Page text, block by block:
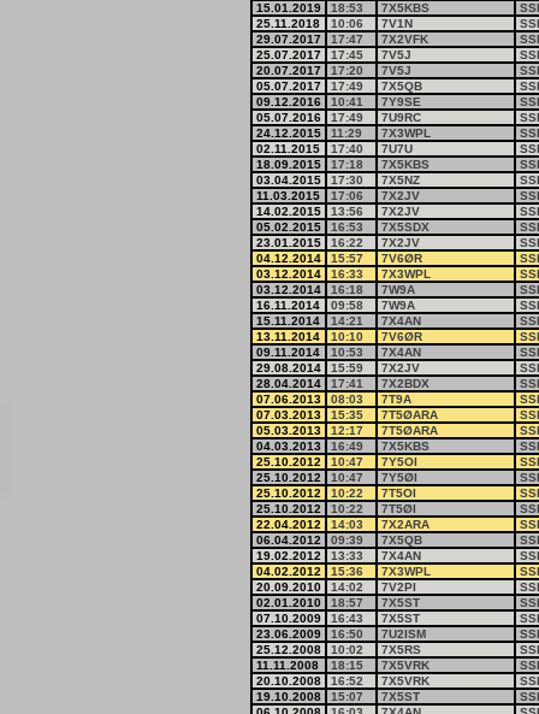
15.01.2019
18:53 7X5KBS
25.11.2018
10:06 7V1N
29.07.2017
17:47 7X2VFK
25.07.2017
17:45 7V5J
20.07.2017
17:20 7V5J
05.07.2017
17:49 7X5QB
09.12.2016
10:41 7Y9SE
05.07.2016
17:49 7U9RC
24.12.2015
11:29 7X3WPL
02.11.2015
17:40 7U7U
18.09.2015
17:18 7X5KBS
03.04.2015
17:30 7X5NZ
11.03.2015
17:06 7X2JV
14.02.2015
13:56 7X2JV
05.02.2015
16:53 7X5SDX
23.01.2015
16:22 7X2JV
04.12.2014
15:57 7V6ØR
03.12.2014
16:33 7X3WPL
03.12.2014
16:18 7W9A
16.11.2014
09:58 7W9A
15.11.2014
14:21 7X4AN
13.11.2014
10:10 7V6ØR
09.11.2014
10:53 7X4AN
29.08.2014
15:59 7X2JV
28.04.2014
17:41 7X2BDX
07.06.2013
08:03 7T9A
07.03.2013
15:35 7T5ØARA
05.03.2013
12:17 7T5ØARA
04.03.2013
16:49 7X5KBS
25.10.2012
10:47 7Y5OI
25.10.2012
10:47 7Y5ØI
25.10.2012
10:22 7T5OI
25.10.2012
10:22 7T5ØI
22.04.2012
14:03 7X2ARA
06.04.2012
09:39 7X5QB
19.02.2012
13:33 7X4AN
04.02.2012
15:36 7X3WPL
20.09.2010
14:02 7V2PI
02.01.2010
18:57 7X5ST
07.10.2009
16:43 7X5ST
23.06.2009
16:50 7U2ISM
25.12.2008
10:02 7X5RS
11.11.2008
18:15 7X5VRK
20.10.2008
16:52 7X5VRK
19.10.2008
15:07 7X5ST